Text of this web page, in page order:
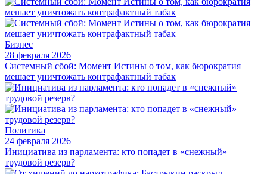
Бизнес
28 февраля 2026
Системный сбой: Момент Истины о том, как бюрократия
мешает уничтожать контрафактный табак
Политика
24 февраля 2026
Инициатива из парламента: кто попадет в «снежный»
трудовой резерв?